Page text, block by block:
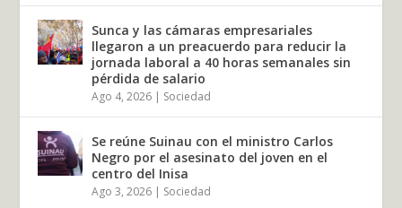
Sunca y las cámaras empresariales
llegaron a un preacuerdo para reducir la
jornada laboral a 40 horas semanales sin
pérdida de salario
Ago 4, 2026 | Sociedad
Se reúne Suinau con el ministro Carlos
Negro por el asesinato del joven en el
centro del Inisa
Ago 3, 2026 | Sociedad